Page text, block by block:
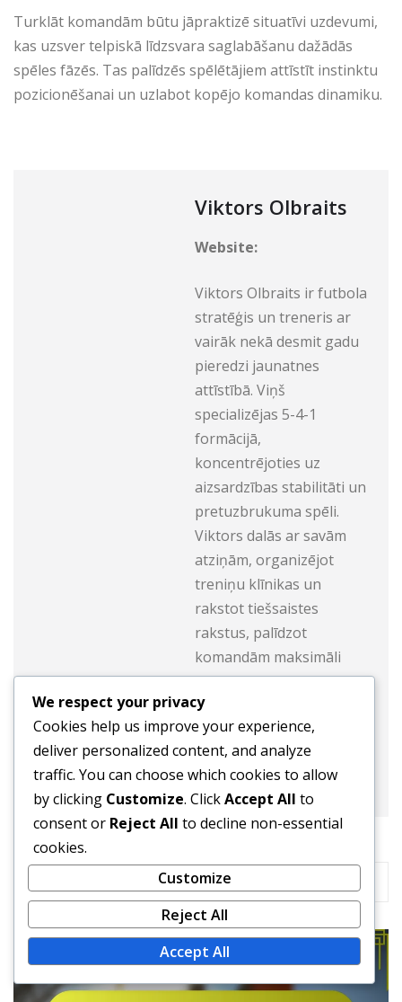
Turklāt komandām būtu jāpraktizē situatīvi uzdevumi,
kas uzsver telpiskā līdzsvara saglabāšanu dažādās
spēles fāzēs. Tas palīdzēs spēlētājiem attīstīt instinktu
pozicionēšanai un uzlabot kopējo komandas dinamiku.
Viktors Olbraits
Website:
Viktors Olbraits ir futbola
stratēģis un treneris ar
vairāk nekā desmit gadu
pieredzi jaunatnes
attīstībā. Viņš
specializējas 5-4-1
formācijā,
koncentrējoties uz
aizsardzības stabilitāti un
pretuzbrukuma spēli.
Viktors dalās ar savām
atziņām, organizējot
treniņu klīnikas un
rakstot tiešsaistes
rakstus, palīdzot
komandām maksimāli
izmantot savu potenciālu
laukumā.
RELATED STORY
We respect your privacy
Cookies help us improve your experience,
deliver personalized content, and analyze
traffic. You can choose which cookies to allow
by clicking Customize. ClickAccept All to
consent or Reject All to decline non-essential
cookies.
Customize
Reject All
Accept All